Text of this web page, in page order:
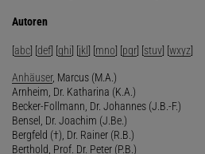
Autoren
[abc] [def] [ghi] [jkl] [mno] [pqr] [stuv] [wxyz]
Anhäuser, Marcus (M.A.)
Arnheim, Dr. Katharina (K.A.)
Becker-Follmann, Dr. Johannes (J.B.-F.)
Bensel, Dr. Joachim (J.Be.)
Bergfeld (†), Dr. Rainer (R.B.)
Berthold, Prof. Dr. Peter (P.B.)